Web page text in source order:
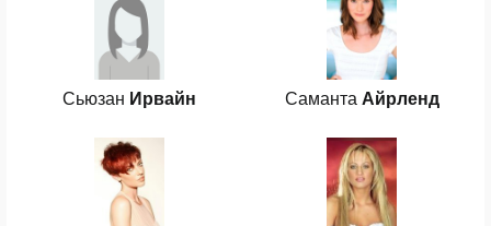
Сьюзан Ирвайн Саманта Айрленд